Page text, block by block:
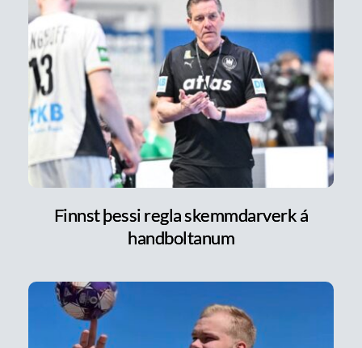
Finnst þessi regla skemmdarverk á
handboltanum